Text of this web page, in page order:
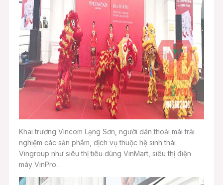
Khai trương Vincom Lạng Sơn, người dân thoải mái trải
nghiệm các sản phẩm, dịch vụ thuộc hệ sinh thái
Vingroup như siêu thị tiêu dùng VinMart, siêu thị điện
máy VinPro…